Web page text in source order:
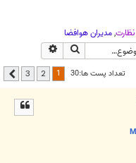
,مديران هوافضا
جستجو
تعداد پست ها:30 2
3 بعدی